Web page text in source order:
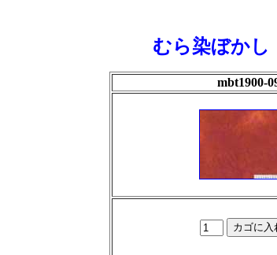
むら染ぼかし 多
mbt1900-